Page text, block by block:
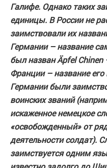
Галифе. Однако таких
единицы. В России не
заимствовали их
Германии – название
был назван Äpfel Chinen
Франции – название
Германии были
воинских званий
искаженное немецкое
«освобожденный» от
деятельности солдат).
заимствуется одним